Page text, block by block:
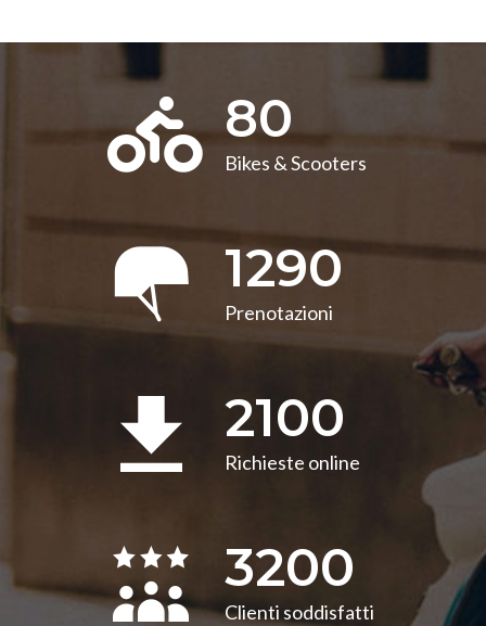
80
Bikes & Scooters
1290
Prenotazioni
2100
Richieste online
3200
Clienti soddisfatti